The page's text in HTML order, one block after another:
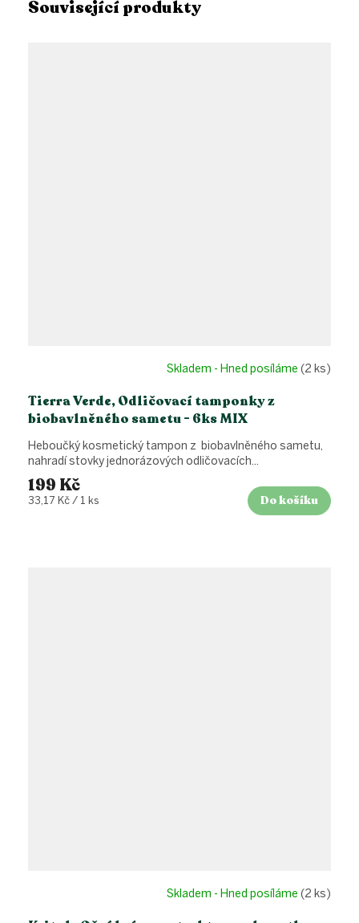
Související produkty
Tierra Verde, Odličovací tamponky z
biobavlněného sametu - 6ks MIX
Skladem - Hned posíláme (2 ks)
199 Kč
Měrná
33,17 Kč / 1 ks Do košíku
Heboučký kosmetický tampon z biobavlněného sametu,
nahradí stovky jednorázových odličovacích...
Skladem - Hned posíláme (2 ks)